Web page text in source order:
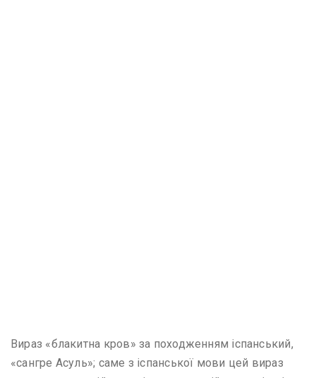
Вираз «блакитна кров» за походженням іспанський,
«сангре Асуль»; саме з іспанської мови цей вираз